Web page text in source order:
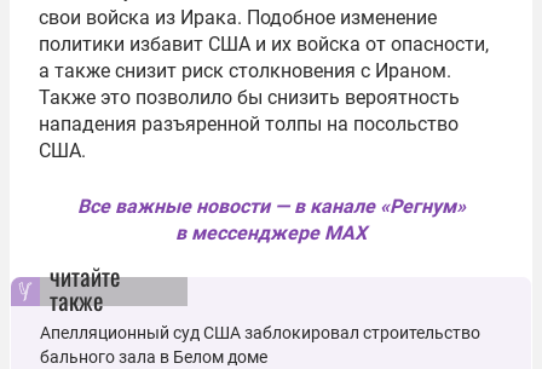
свои войска из Ирака. Подобное изменение
политики избавит США и их войска от опасности,
а также снизит риск столкновения с Ираном.
Также это позволило бы снизить вероятность
нападения разъяренной толпы на посольство
США.
Все важные новости — в канале «Регнум»
в мессенджере MAX
читайте
также
Апелляционный суд США заблокировал строительство
бального зала в Белом доме